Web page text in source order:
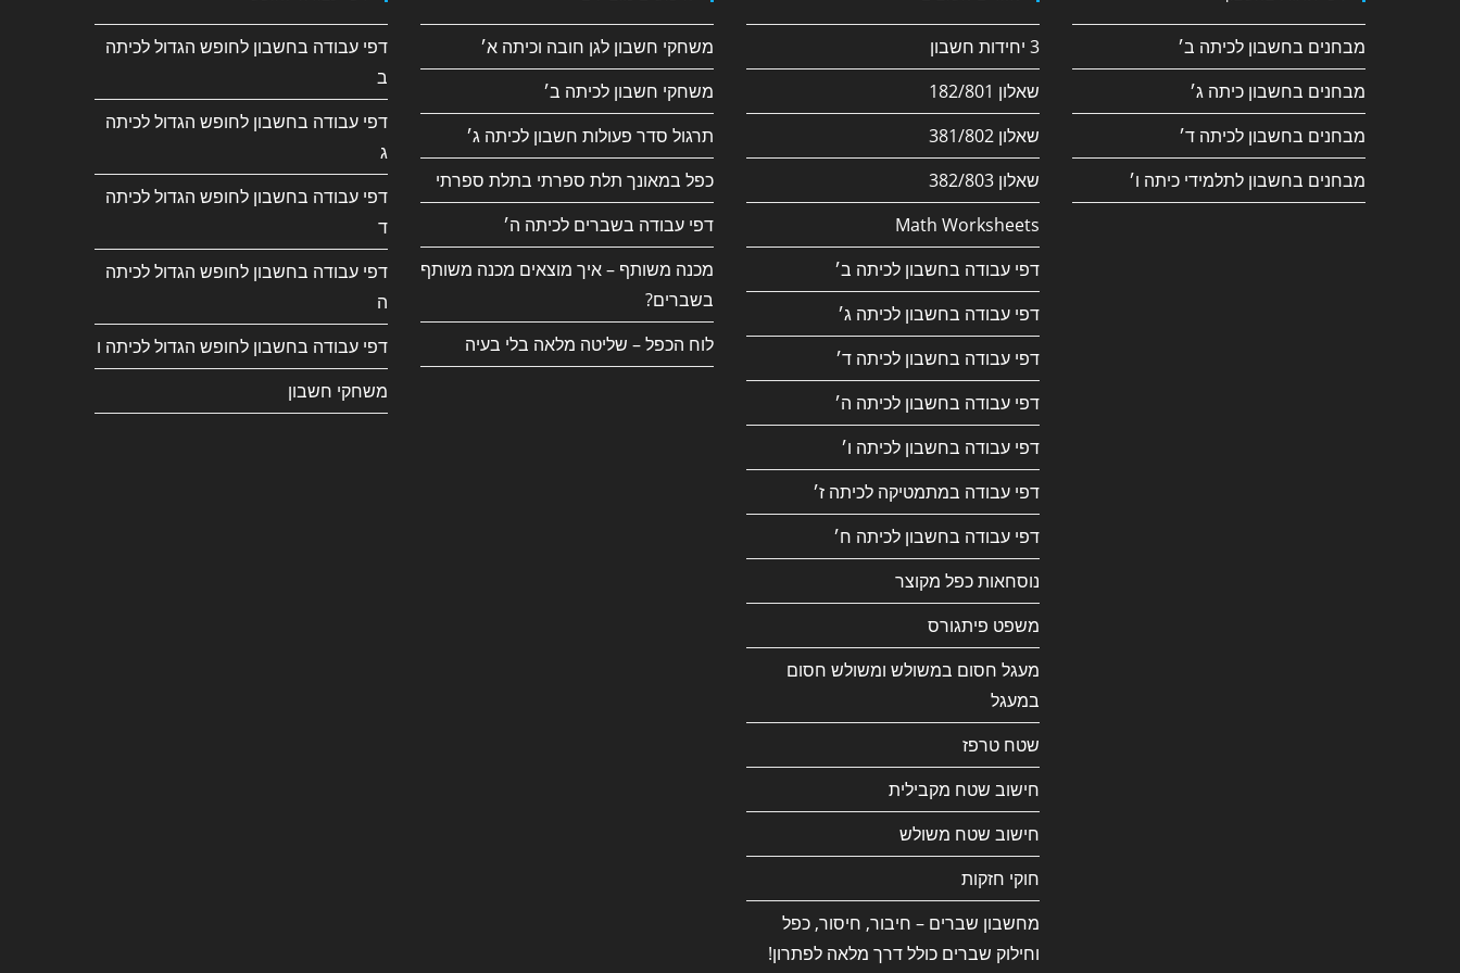
מבחנים בחשבון לכיתה ב׳
מבחנים בחשבון כיתה ג׳
מבחנים בחשבון לכיתה ד׳
מבחנים בחשבון לתלמידי כיתה ו׳
3 יחידות חשבון
שאלון 182/801
שאלון 381/802
שאלון 382/803
Math Worksheets
דפי עבודה בחשבון לכיתה ב׳
דפי עבודה בחשבון לכיתה ג׳
דפי עבודה בחשבון לכיתה ד׳
דפי עבודה בחשבון לכיתה ה׳
דפי עבודה בחשבון לכיתה ו׳
דפי עבודה במתמטיקה לכיתה ז׳
דפי עבודה בחשבון לכיתה ח׳
נוסחאות כפל מקוצר
משפט פיתגורס
מעגל חסום במשולש ומשולש חסום
במעגל
שטח טרפז
חישוב שטח מקבילית
חישוב שטח משולש
חוקי חזקות
מחשבון שברים – חיבור, חיסור, כפל
וחילוק שברים כולל דרך מלאה לפתרון!
משחקי חשבון לגן חובה וכיתה א׳
משחקי חשבון לכיתה ב׳
תרגול סדר פעולות חשבון לכיתה ג׳
כפל במאונך תלת ספרתי בתלת ספרתי
דפי עבודה בשברים לכיתה ה׳
מכנה משותף – איך מוצאים מכנה משותף
בשברים?
לוח הכפל – שליטה מלאה בלי בעיה
דפי עבודה בחשבון לחופש הגדול לכיתה
ב
דפי עבודה בחשבון לחופש הגדול לכיתה
ג
דפי עבודה בחשבון לחופש הגדול לכיתה
ד
דפי עבודה בחשבון לחופש הגדול לכיתה
ה
דפי עבודה בחשבון לחופש הגדול לכיתה ו
משחקי חשבון